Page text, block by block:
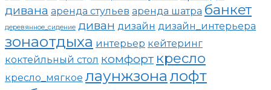
дивана аренда стульев аренда шатра банкет
деревянное_сидение диван дизайн дизайн_интерьера
зонаотдыха интерьер кейтеринг
коктейльный стол комфорт кресло
кресло_мягкое лаунжзона лофт